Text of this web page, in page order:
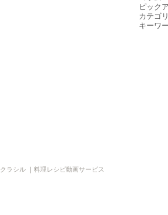
ピック
カテゴ
キーワ
クラシル ｜料理レシピ動画サービス